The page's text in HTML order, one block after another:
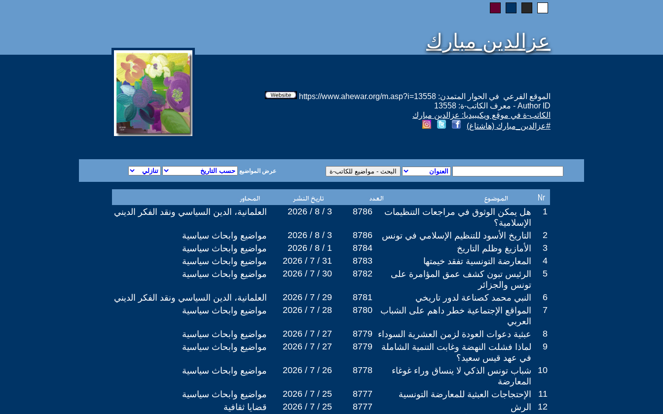
عزالدين مبارك
الموقع الفرعي في الحوار المتمدن: https://www.ahewar.org/m.asp?i=13558
Author ID - معرف الكاتب-ة: 13558
الكاتب-ة في موقع ويكيبيديا: عزالدين مبارك
#عزالدين_مبارك (هاشتاغ)
عرض المواضيع
العلمانية، الدين السياسي ونقد الفكر الديني 2026 / 8 / 3 8786
هل يمكن الوثوق في مراجعات التنظيمات
الإسلامية؟
1
مواضيع وابحاث سياسية 2026 / 8 / 3 8786 التاريخ الأسود للتنظيم الإسلامي في تونس
2
مواضيع وابحاث سياسية
2026 / 8 / 1 8784 الأمازيغ وظلم التاريخ
3
مواضيع وابحاث سياسية
2026 / 7 / 31 8783 المعارضة التونسية تفقد خيمتها
4
مواضيع وابحاث سياسية
2026 / 7 / 30 8782
الرئيس تبون كشف عمق المؤامرة على
تونس والجزائر
5
العلمانية، الدين السياسي ونقد الفكر الديني 2026 / 7 / 29 8781 النبي محمد كصناعة لدور تاريخي
6
مواضيع وابحاث سياسية
2026 / 7 / 28 8780
المواقع الإجتماعية خطر داهم على الشباب
العربي
7
مواضيع وابحاث سياسية 2026 / 7 / 27 8779 عبثية دعوات العودة لزمن العشرية السوداء
8
مواضيع وابحاث سياسية
2026 / 7 / 27 8779
لماذا فشلت النهضة وغابت التنمية الشاملة
في عهد قيس سعيد؟
9
مواضيع وابحاث سياسية 2026 / 7 / 26 8778
شباب تونس الذكي لا ينساق وراء غوغاء
المعارضة
10
مواضيع وابحاث سياسية 2026 / 7 / 25 8777 الإحتجاجات العبثية للمعارضة التونسية
11
قضايا ثقافية
2026 / 7 / 25 8777 الرش
12